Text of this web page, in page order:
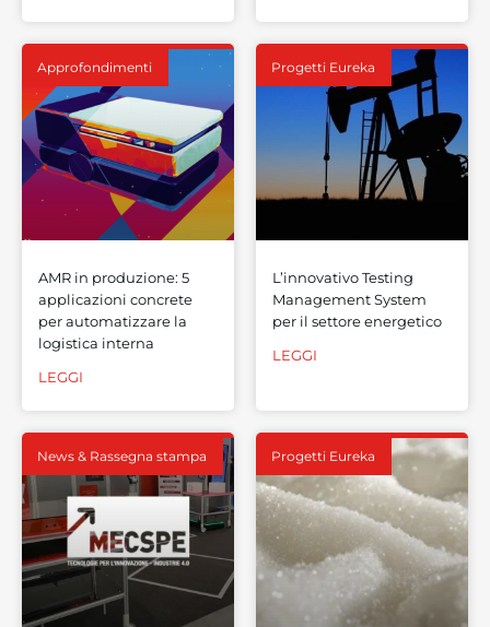
Approfondimenti
AMR in produzione: 5
applicazioni concrete
per automatizzare la
logistica interna
LEGGI
Progetti Eureka
L’innovativo Testing
Management System
per il settore energetico
LEGGI
News & Rassegna stampa Progetti Eureka